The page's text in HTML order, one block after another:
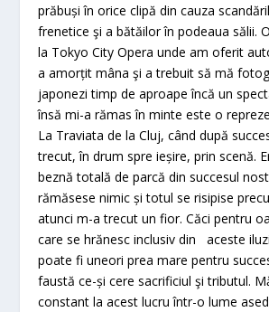
prăbuși în orice clipă din cauza
frenetice şi a bătăilor în podeaua sălii.
la Tokyo City Opera unde am oferit
a amorțit mâna şi a trebuit să mă
japonezi timp de aproape încă un
însă mi-a rămas în minte este o
La Traviata de la Cluj, când după
trecut, în drum spre ieșire, prin scenă.
beznă totală de parcă din succesul
rămăsese nimic și totul se risipise
atunci m-a trecut un fior. Căci pentru
care se hrănesc inclusiv din aceste
poate fi uneori prea mare pentru
faustă ce-și cere sacrificiul şi tributul.
constant la acest lucru într-o lume